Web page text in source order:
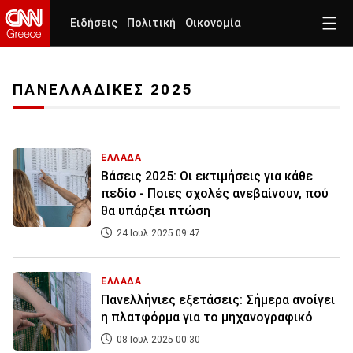
Ειδήσεις Πολιτική Οικονομία
ΠΑΝΕΛΛΑΔΙΚΕΣ 2025
ΕΛΛΑΔΑ
Βάσεις 2025: Οι εκτιμήσεις για κάθε
πεδίο - Ποιες σχολές ανεβαίνουν, πού
θα υπάρξει πτώση
24 Ιουλ 2025 09:47
ΕΛΛΑΔΑ
Πανελλήνιες εξετάσεις: Σήμερα ανοίγει
η πλατφόρμα για το μηχανογραφικό
08 Ιουλ 2025 00:30